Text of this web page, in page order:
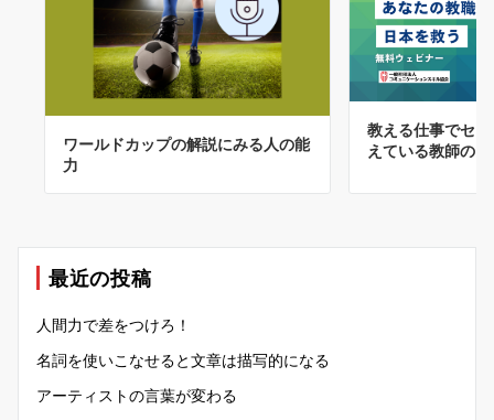
ワールドカップの解説にみる人の能
力
教える仕事でセ
えている教師の
最近の投稿
人間力で差をつけろ！
名詞を使いこなせると文章は描写的になる
アーティストの言葉が変わる